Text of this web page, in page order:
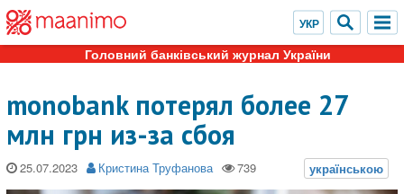
Головний банківський журнал України
monobank потерял более 27
млн грн из-за сбоя
25.07.2023 Кристина Труфанова